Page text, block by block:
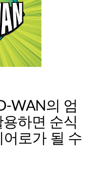
WAN의 엄
하면 순식
로가 될 수